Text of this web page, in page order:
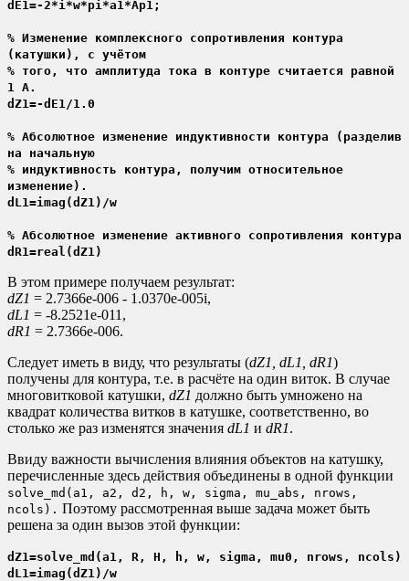
dE1=-2*i*w*pi*a1*Ap1;
% Изменение комплексного сопротивления контура
(катушки), с учётом
% того, что амплитуда тока в контуре считается равной
1 А.
dZ1=-dE1/1.0
% Абсолютное изменение индуктивности контура (разделив
на начальную
% индуктивность контура, получим относительное
изменение).
dL1=imag(dZ1)/w
% Абсолютное изменение активного сопротивления контура
dR1=real(dZ1)
В этом примере получаем результат:
dZ1 = 2.7366e-006 - 1.0370e-005i,
dL1 = -8.2521e-011,
dR1 = 2.7366e-006.
Следует иметь в виду, что результаты (dZ1, dL1, dR1)
получены для контура, т.е. в расчёте на один виток. В случае
многовитковой катушки, dZ1 должно быть умножено на
квадрат количества витков в катушке, соответственно, во
столько же раз изменятся значения dL1 и dR1.
Ввиду важности вычисления влияния объектов на катушку,
перечисленные здесь действия объединены в одной функции
solve_md(a1, a2, d2, h, w, sigma, mu_abs, nrows,
ncols). Поэтому рассмотренная выше задача может быть
решена за один вызов этой функции:
dZ1=solve_md(a1, R, H, h, w, sigma, mu0, nrows, ncols)
dL1=imag(dZ1)/w